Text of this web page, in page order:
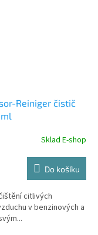
Reiniger čistič
Sklad E-shop
Do košíku
citlivých
v benzinových a